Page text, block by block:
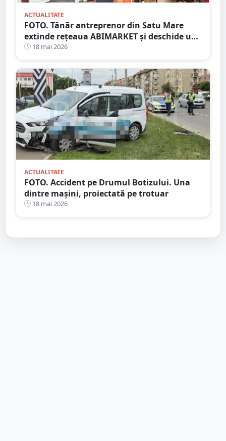
ACTUALITATE
FOTO. Tânăr antreprenor din Satu Mare
extinde rețeaua ABIMARKET și deschide un
nou magazin pe Calea Traian
18 mai 2026
ACTUALITATE
FOTO. Accident pe Drumul Botizului. Una
dintre mașini, proiectată pe trotuar
18 mai 2026